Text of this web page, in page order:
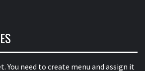
You need to create menu and assign it